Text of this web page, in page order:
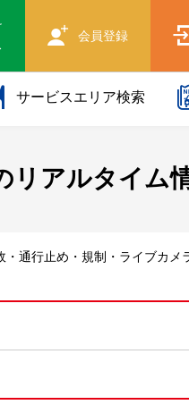
会員登録
サービスエリア検索
リアルタイム
・通行止め・規制・ライブカメ